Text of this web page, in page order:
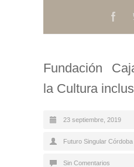
Fundación
la Cultura
23 septiembre, 2019
Futuro Singular Córdoba
Sin Comentarios